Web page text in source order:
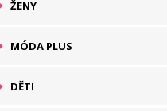
ŽENY
MÓDA PLUS
DĚTI